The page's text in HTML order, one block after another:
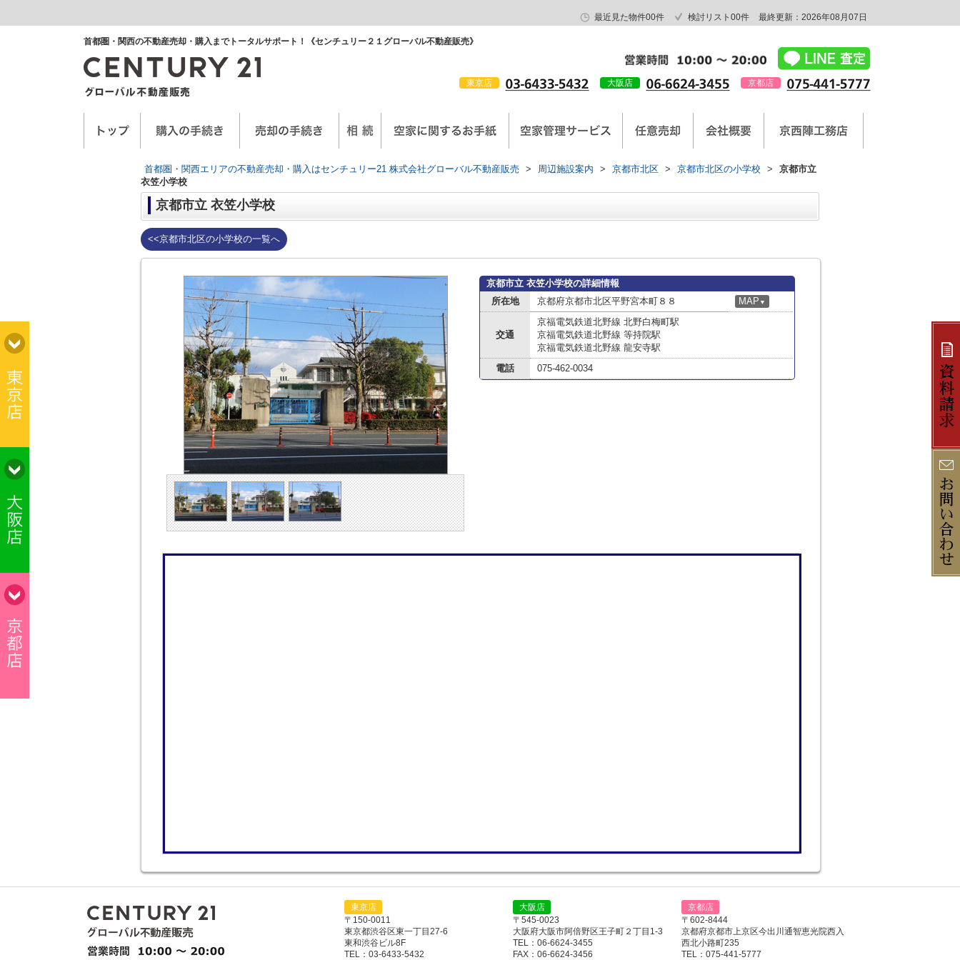
最近見た物件00件 検討リスト 00件 最終更新：2026年08月07日
首都圏・関西の不動産売却・購入までトータルサポート！《センチュリー２１グローバル不動産販売》
東京店 大阪店 京都店
首都圏・関西エリアの不動産売却・購入はセンチュリー21 株式会社グローバル不動産販売 > 周辺施設案内 > 京都市北区 > 京都市北区の小学校 >
京都市立
衣笠小学校
京都市立 衣笠小学校
<<京都市北区の小学校の一覧へ
京都市立 衣笠小学校の詳細情報
所在地
京都府京都市北区平野宮本町８８ MAP ▼
交通
京福電気鉄道北野線 北野白梅町駅
京福電気鉄道北野線 等持院駅
京福電気鉄道北野線 龍安寺駅
電話
075-462-0034
東京店
〒150-0011
東京都渋谷区東一丁目27-6
東和渋谷ビル8F
TEL：03-6433-5432
大阪店
〒545-0023
大阪府大阪市阿倍野区王子町２丁目1-3
TEL：06-6624-3455
FAX：06-6624-3456
京都店
〒602-8444
京都府京都市上京区今出川通智恵光院西入
西北小路町235
TEL：075-441-5777